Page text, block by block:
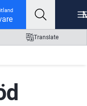
Translate